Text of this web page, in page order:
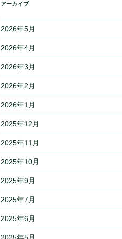
アーカイブ
2026年5月
2026年4月
2026年3月
2026年2月
2026年1月
2025年12月
2025年11月
2025年10月
2025年9月
2025年7月
2025年6月